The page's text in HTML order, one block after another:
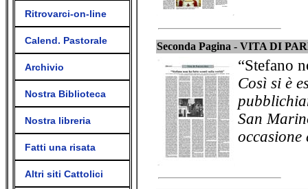
Ritrovarci-on-line
Calend. Pastorale
Archivio
Nostra Biblioteca
Nostra libreria
Fatti una risata
Altri siti Cattolici
Seconda Pagina - VITA DI
“Stefano
Così si è
San
occasione